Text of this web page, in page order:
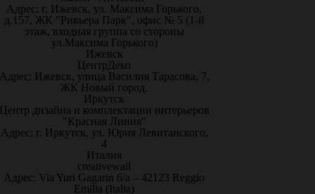
Адрес: г. Ижевск, ул. Максима Горького,
д.157, ЖК "Ривьера Парк", офис № 5 (1-й
этаж, входная группа со стороны
ул.Максима Горького)
Ижевск
ЦентрДеко
Ижевск, улица Василия Тарасова, 7,
ЖК Новый город.
Иркутск
дизайна и комплектации интерьеров
"Красная Линия"
Адрес: г. Иркутск, ул. Юрия Левитанского,
4
Италия
creativewall
Адрес: Via Yuri Gagarin 6/a – 42123 Reggio
Emilia (Italia)